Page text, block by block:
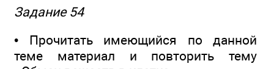
Задание 54
• Прочитать имеющийся по данной
теме материал и повторить тему